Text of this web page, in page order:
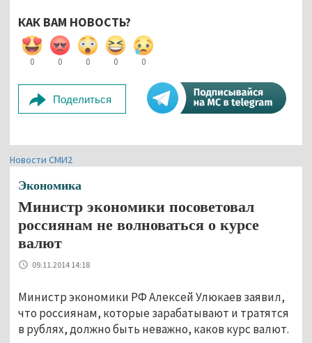
КАК ВАМ НОВОСТЬ?
0 0 0 0 0
Поделиться
Новости СМИ2
Экономика
Министр экономики посоветовал
россиянам не волноваться о курсе
валют
09.11.2014 14:18
Министр экономики РФ Алексей Улюкаев заявил,
что россиянам, которые зарабатывают и тратятся
в рублях, должно быть неважно, каков курс валют.